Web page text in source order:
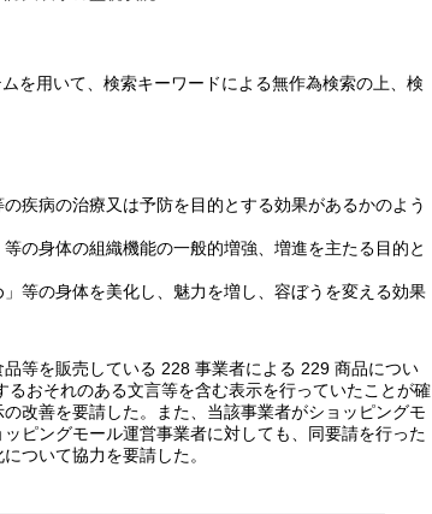
を用いて、検索キーワードによる無作為検索の上、検
疾病の治療又は予防を目的とする効果があるかのよう
の身体の組織機能の一般的増強、増進を主たる目的と
等の身体を美化し、魅力を増し、容ぼうを変える効果
等を販売している 228 事業者による 229 商品につい
おそれのある文言等を含む表示を行っていたことが確
改善を要請した。また、当該事業者がショッピングモ
ピングモール運営事業者に対しても、同要請を行った
ついて協力を要請した。